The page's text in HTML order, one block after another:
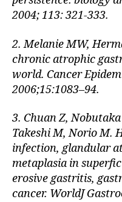
2004; 113: 321-333.
2. Melanie MW,
chronic atrophic
world. Cancer
2006;15:1083–94.
3. Chuan Z,
Takeshi M, Norio M.
infection, glandular
metaplasia in
erosive gastritis,
cancer. WorldJ